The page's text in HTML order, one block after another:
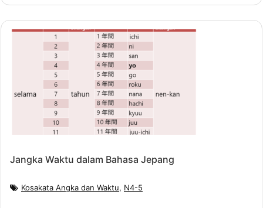
Jangka Waktu dalam Bahasa Jepang
Kosakata Angka dan Waktu, N4-5